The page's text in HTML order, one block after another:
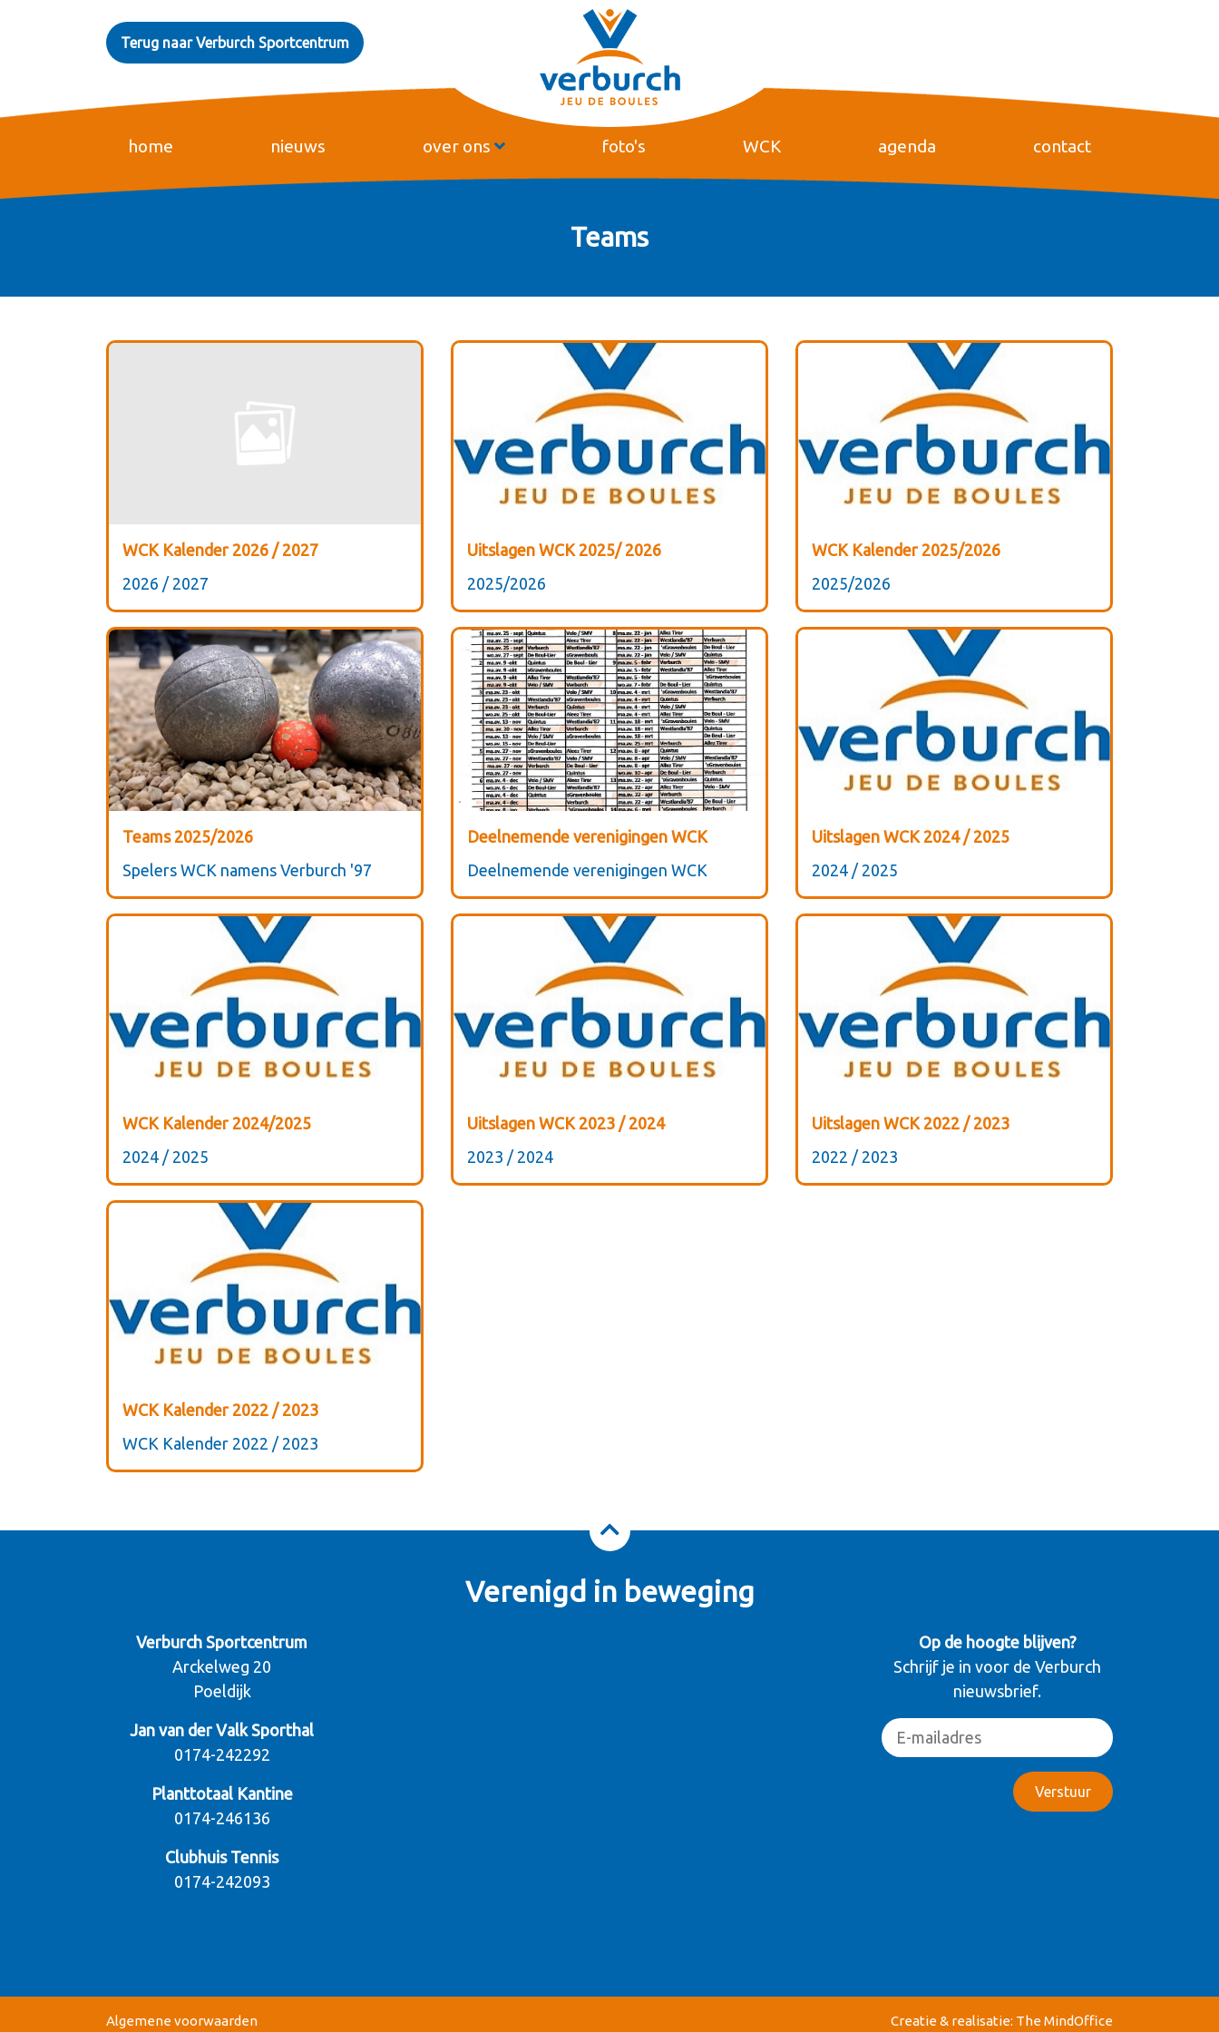
Terug naar Verburch Sportcentrum
home nieuws over ons foto's WCK agenda contact
Teams
WCK Kalender 2026 / 2027
2026 / 2027
Uitslagen WCK 2025/ 2026
2025/2026
WCK Kalender 2025/2026
2025/2026
Teams 2025/2026
Spelers WCK namens Verburch '97
Deelnemende verenigingen WCK
Deelnemende verenigingen WCK
Uitslagen WCK 2024 / 2025
2024 / 2025
WCK Kalender 2024/2025
2024 / 2025
Uitslagen WCK 2023 / 2024
2023 / 2024
Uitslagen WCK 2022 / 2023
2022 / 2023
WCK Kalender 2022 / 2023
WCK Kalender 2022 / 2023
Verenigd in beweging
Verburch Sportcentrum
Arckelweg 20
Poeldijk
Jan van der Valk Sporthal
0174-242292
Planttotaal Kantine
0174-246136
Clubhuis Tennis
0174-242093
Op de hoogte blijven?
Schrijf je in voor de Verburch
nieuwsbrief.
Algemene voorwaarden Creatie & realisatie: The MindOffice